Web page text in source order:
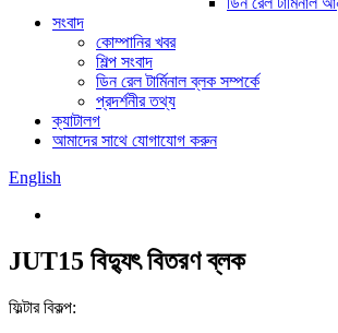
সংবাদ
কোম্পানির খবর
শিল্প সংবাদ
ডিন রেল টার্মিনাল ব্লক সম্পর্কে
প্রদর্শনীর তথ্য
ক্যাটালগ
আমাদের সাথে যোগাযোগ করুন
English
JUT15 বিদ্যুৎ বিতরণ ব্লক
ফিল্টার বিকল্প: